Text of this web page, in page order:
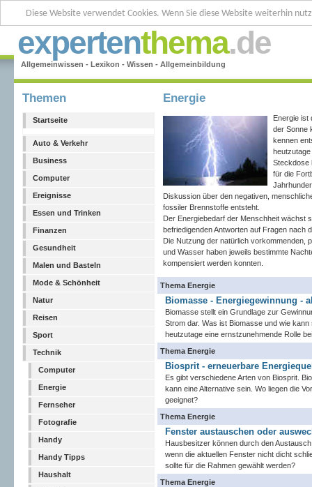
Diese Website verwendet Cookies. Wenn Sie diese Website weiterhin
expertenthema.de
Allgemeinwissen - Lexikon - Wissen - Allgemeinbildung
Themen
Startseite
Auto & Verkehr
Business
Computer
Ereignisse
Essen und Trinken
Finanzen
Gesundheit
Malen und Basteln
Mode & Schönheit
Natur
Reisen
Sport
Technik
Computer
Energie
Fernseher
Fotografie
Handy
Handy Tipps
Haushalt
Energie
Energie ist
der Sonne
kennen
Steckdose
für die
Diskussion über den negativen,
fossiler Brennstoffe entsteht.
Der Energiebedarf der Menschheit wächst
befriedigenden Antworten auf Fragen nach
Die Nutzung der natürlich vorkommenden,
und Wasser haben jeweils bestimmte
kompensiert werden konnten.
Thema Energie
Biomasse - Energiegewinnung -
Biomasse stellt ein Grundlage zur
Strom dar. Was ist Biomasse und wie
heutzutage eine ernstzunehmende Rolle
Thema Energie
Biosprit - erneuerbare
Es gibt verschiedene Arten von Biosprit.
kann eine Alternative sein. Wo liegen die
geeignet?
Thema Energie
Fenster austauschen oder
Hausbesitzer können durch den
wenn die aktuellen Fenster nicht dicht
sollte für die Rahmen gewählt werden?
Thema Energie